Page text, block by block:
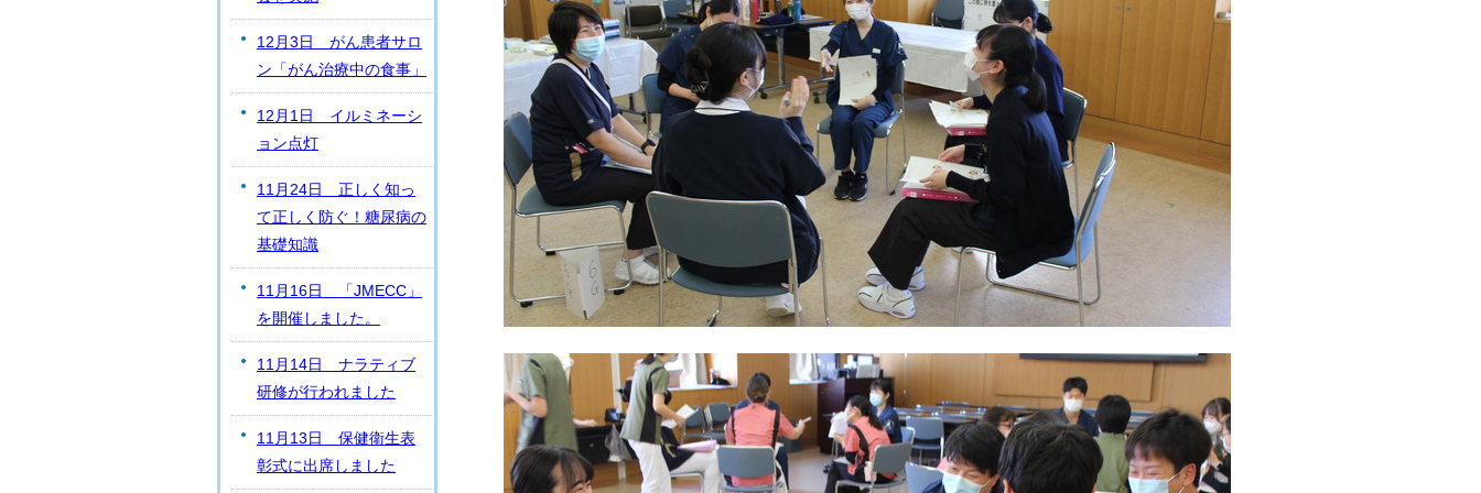
12月3日 がん患者サロ
ン「がん治療中の食事」
12月1日 イルミネーシ
ョン点灯
11月24日 正しく知っ
て正しく防ぐ！糖尿病の
基礎知識
11月16日 「JMECC」
を開催しました。
11月14日 ナラティブ
研修が行われました
11月13日 保健衛生表
彰式に出席しました